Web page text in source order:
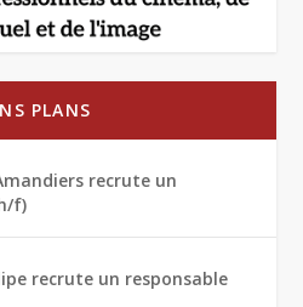
PLANS
recrute un
f)
recrute un responsable